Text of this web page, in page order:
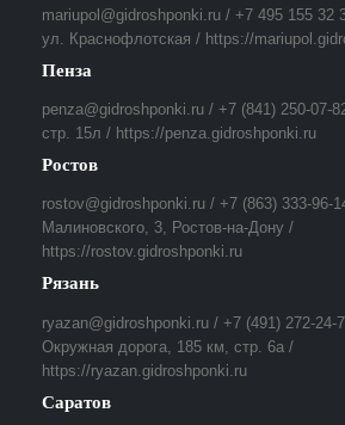
mariupol@gidroshponki.ru / +7 495 155 32
ул. Краснофлотская / https://
Пенза
penza@gidroshponki.ru / +7 (841) 250-07-
стр. 15л / https://penza.gidroshponki.ru
Ростов
rostov@gidroshponki.ru / +7 (863) 333-96-
Малиновского, 3, Ростов-на-Дону /
https://rostov.gidroshponki.ru
Рязань
ryazan@gidroshponki.ru / +7 (491) 272-24-
Окружная дорога, 185 км, стр. 6а /
https://ryazan.gidroshponki.ru
Саратов